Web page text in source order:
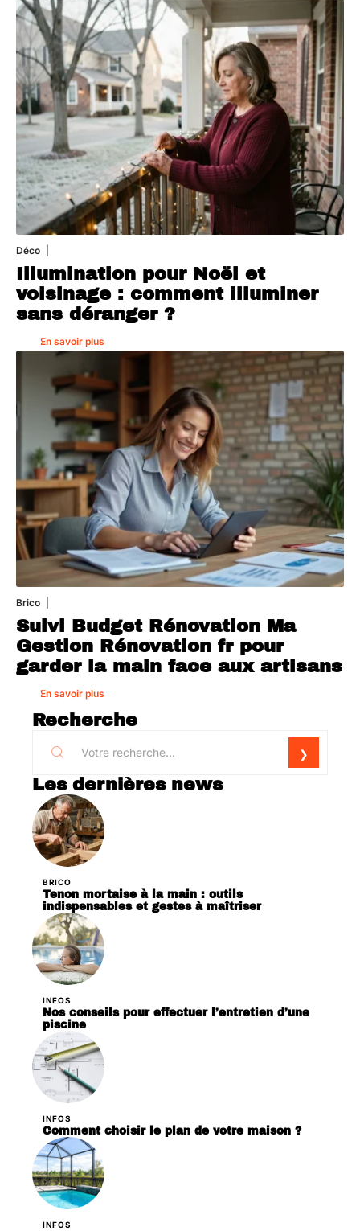
Déco
Illumination pour Noël et
voisinage : comment illuminer
sans déranger ?
En savoir plus
Brico
Suivi Budget Rénovation Ma
Gestion Rénovation fr pour
garder la main face aux artisans
En savoir plus
Recherche
Les dernières news
BRICO
Tenon mortaise à la main : outils
indispensables et gestes à maîtriser
INFOS
Nos conseils pour effectuer l’entretien d’une
piscine
INFOS
Comment choisir le plan de votre maison ?
INFOS